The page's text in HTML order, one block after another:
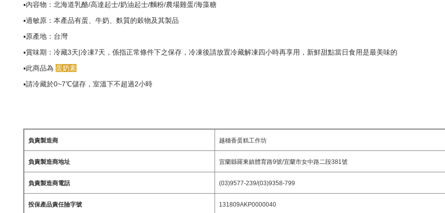
▪️內容物：北海道乳酪/高達起士/奶油起士/麵粉/農場雞蛋/海藻糖
▪️過敏原：本產品有蛋、牛奶、麩質的穀物及其製品
▪️原產地：台灣
▪️賞味期：冷藏3天|冷凍7天，係指正常條件下之保存，冷凍後請放置冷藏解凍四小時再享用，新鮮甜點當日食用是最美味的
▪️此商品為 蛋奶素
▪️請冷藏於0~7℃儲存，室溫下不超過2小時
負責製造商 越穗香蛋糕工作坊
負責製造商地址 宜蘭縣羅東鎮體育路9號/宜蘭市女中路二段381號
負責製造商電話 (03)9577-239/(03)9358-799
投保產品責任險字號 131809AKP0000040